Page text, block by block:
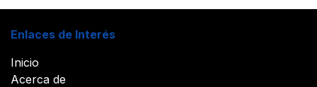
Enlaces de Interés
Inicio
Acerca de